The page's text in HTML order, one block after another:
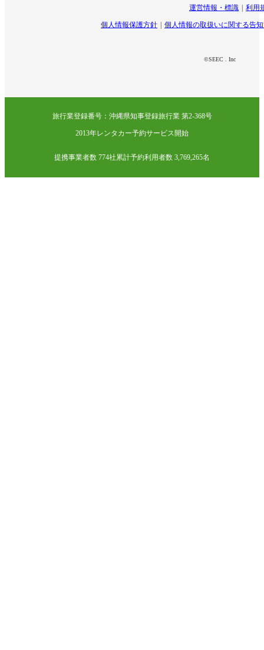
運営情報・標識 利用
個人情報保護方針 個人情報の取扱いに関する告
©SEEC . Inc
旅行業登録番号：沖縄県知事登録旅行業 第2-368号
2013年レンタカー予約サービス開始
提携事業者数 774社累計予約利用者数 3,769,265名